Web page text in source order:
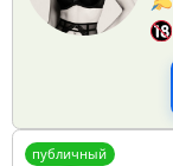
публичный